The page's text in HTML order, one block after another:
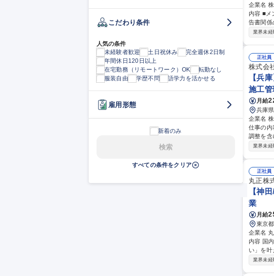
こだわり条件
人気の条件
未経験者歓迎
土日祝休み
完全週休2日制
年間休日120日以上
在宅勤務（リモートワーク）OK
転勤なし
服装自由
学歴不問 語学力を活かせる
雇用形態
新着のみ
検索
すべての条件をクリア
企業名 株式会社パウレック 求人名
内容 ■メ
告書関係
装置（
務は含まない ※業
年休125
業界未経
正社員
株式会
【兵
施工管
月給
兵庫
企業名 株式会社パウレック 求人名
仕事の内
調整を含
細】 ■
み
業界未経
正社員
丸正株
【神
業
月給
東京
企業名 丸正株式会社 求人名 【神田/法人営業】未
内容 国
い」を叶
カー等
業界未経